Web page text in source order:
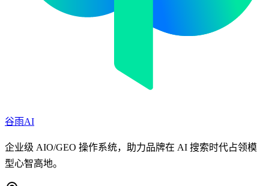
谷雨AI
企业级 AIO/GEO 操作系统，助力品牌在 AI 搜索时代占领模
型心智高地。